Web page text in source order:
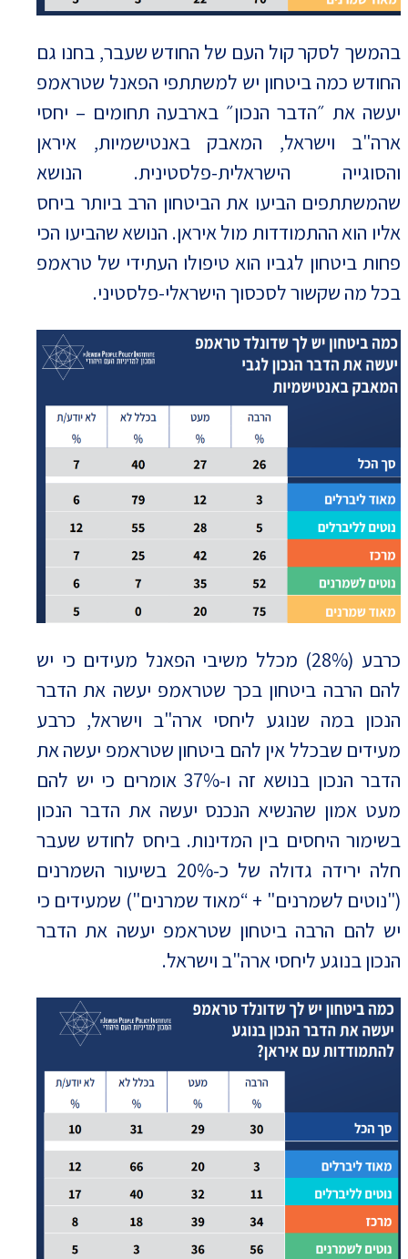
בהמשך לסקר קול העם של החודש שעבר, בחנו גם
החודש כמה ביטחון יש למשתתפי הפאנל שטראמפ
יעשה את ״הדבר הנכון״ בארבעה תחומים – יחסי
ארה"ב וישראל, המאבק באנטישמיות, איראן
והסוגייה הישראלית-פלסטינית. הנושא
שהמשתתפים הביעו את הביטחון הרב ביותר ביחס
אליו הוא ההתמודדות מול איראן. הנושא שהביעו הכי
פחות ביטחון לגביו הוא טיפולו העתידי של טראמפ
בכל מה שקשור לסכסוך הישראלי-פלסטיני.
כרבע (28%) מכלל משיבי הפאנל מעידים כי יש
להם הרבה ביטחון בכך שטראמפ יעשה את הדבר
הנכון במה שנוגע ליחסי ארה"ב וישראל, כרבע
מעידים שבכלל אין להם ביטחון שטראמפ יעשה את
הדבר הנכון בנושא זה ו-37% אומרים כי יש להם
מעט אמון שהנשיא הנכנס יעשה את הדבר הנכון
בשימור היחסים בין המדינות. ביחס לחודש שעבר
חלה ירידה גדולה של כ-20% בשיעור השמרנים
("נוטים לשמרנים" + “מאוד שמרנים") שמעידים כי
יש להם הרבה ביטחון שטראמפ יעשה את הדבר
הנכון בנוגע ליחסי ארה"ב וישראל.